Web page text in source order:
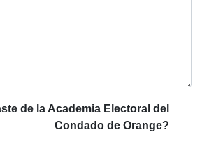
de la Academia Electoral del
Condado de Orange?